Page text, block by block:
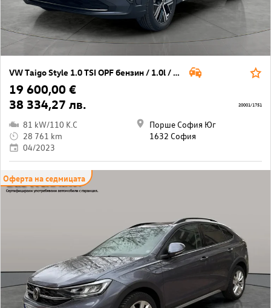
VW Taigo Style 1.0 TSI OPF бензин / 1.0l / 81кВт/ 110к.с / 7DSG
19 600,00 €
38 334,27 лв.
81 kW/110 K.C
28 761 km
04/2023
Порше София Юг
1632 София
20001/1751
Оферта на седмицата